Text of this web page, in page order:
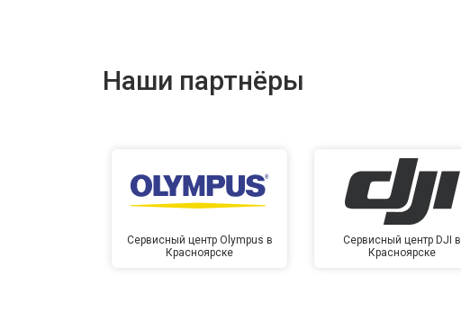
Наши партнёры
Сервисный центр Olympus в
Красноярске
Сервисный центр DJI в
Красноярске